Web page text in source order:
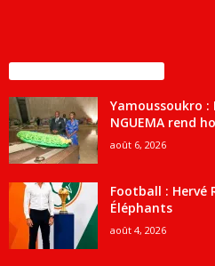
Yamoussoukro :
NGUEMA rend
août 6, 2026
Football : Hervé
Éléphants
août 4, 2026